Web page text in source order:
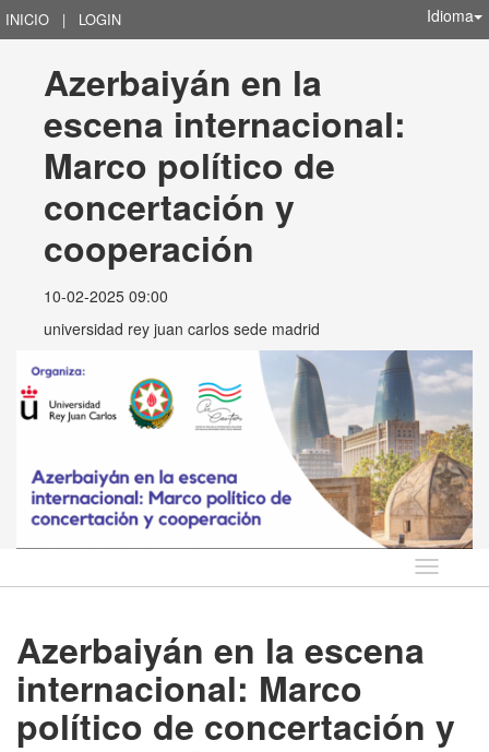
INICIO | LOGIN Idioma
Azerbaiyán en la
escena internacional:
Marco político de
concertación y
cooperación
10-02-2025 09:00
universidad rey juan carlos sede madrid
Idioma
Azerbaiyán en la escena
internacional: Marco
político de concertación y